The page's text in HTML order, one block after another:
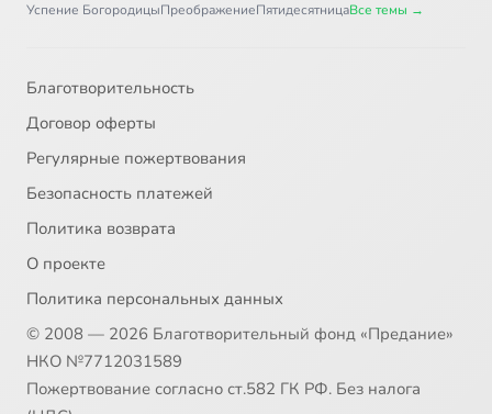
Успение БогородицыПреображениеПятидесятницаВсе темы →
Благотворительность
Договор оферты
Регулярные пожертвования
Безопасность платежей
Политика возврата
О проекте
Политика персональных данных
© 2008 — 2026 Благотворительный фонд «Предание»
НКО №7712031589
Пожертвование согласно ст.582 ГК РФ. Без налога